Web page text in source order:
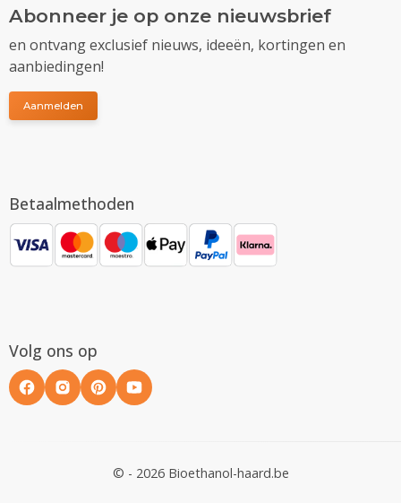
Abonneer je op onze nieuwsbrief
en ontvang exclusief nieuws, ideeën, kortingen en
aanbiedingen!
Aanmelden
Betaalmethoden
Volg ons op
© - 2026 Bioethanol-haard.be